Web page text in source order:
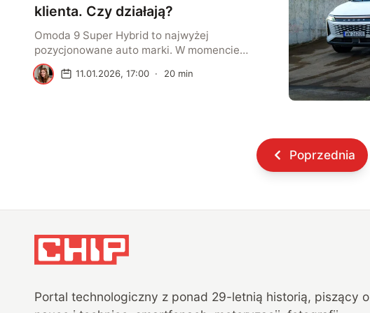
klienta. Czy działają?
Omoda 9 Super Hybrid to najwyżej
pozycjonowane auto marki. W momencie
debiutu zachwyciło w zasadzie wszystkim, bo
stosunek ceny do jakości i obiecywanej mocy
S 11.01.2026, 17:00 · 20min
Poprzednia
Portal technologiczny z ponad 29-letnią historią, piszący o